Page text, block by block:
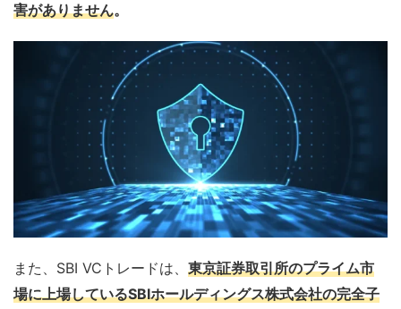
害がありません。
また、SBI VCトレードは、 東京証券取引所のプライム市
場に上場しているSBIホールディングス株式会社の完全子